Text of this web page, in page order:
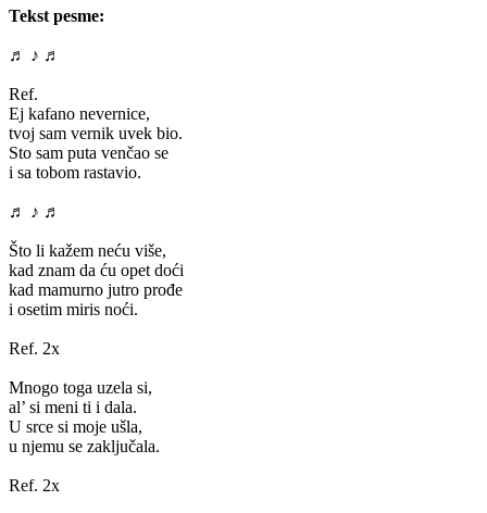
Tekst pesme:
♬ ♪ ♬
Ref.
Ej kafano nevernice,
tvoj sam vernik uvek bio.
Sto sam puta venčao se
i sa tobom rastavio.
♬ ♪ ♬
Što li kažem neću više,
kad znam da ću opet doći
kad mamurno jutro prođe
i osetim miris noći.
Ref. 2x
Mnogo toga uzela si,
al’ si meni ti i dala.
U srce si moje ušla,
u njemu se zaključala.
Ref. 2x